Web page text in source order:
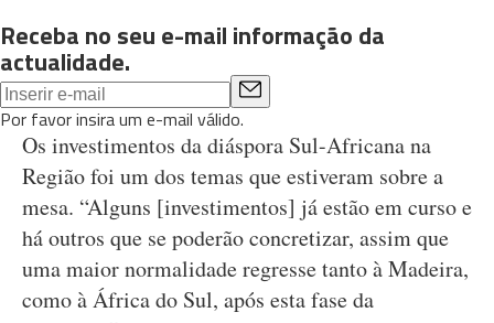
Receba no seu e-mail informação da
actualidade.
Por favor insira um e-mail válido.
Os investimentos da diáspora Sul-Africana na
Região foi um dos temas que estiveram sobre a
mesa. “Alguns [investimentos] já estão em curso e
há outros que se poderão concretizar, assim que
uma maior normalidade regresse tanto à Madeira,
como à África do Sul, após esta fase da